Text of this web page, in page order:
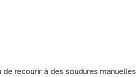
de recourir à des soudures manuelles